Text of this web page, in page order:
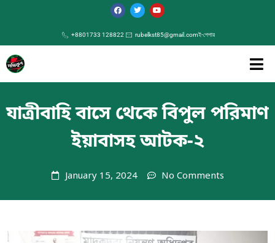
+8801733 128822 rubelkst85@gmail.comই-পেপার
যাত্রীবাহি বাসে থেকে বিপুল পরিমাণ
ইয়াবাসহ আটক-২
January 15, 2024 No Comments